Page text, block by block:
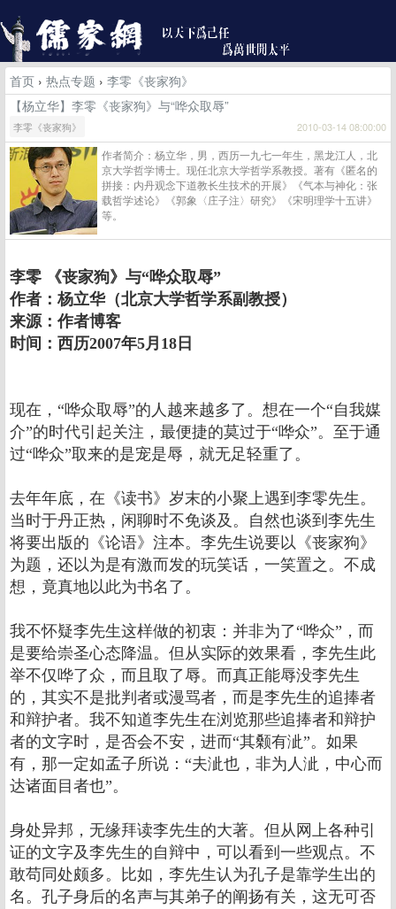
首页 › 热点专题 › 李零《丧家狗》
【杨立华】李零《丧家狗》与“哗众取辱”
李零《丧家狗》 2010-03-14 08:00:00
作者简介：杨立华，男，西历一九七一年生，黑龙江人，北
京大学哲学博士。现任北京大学哲学系教授。著有《匿名的
拼接：内丹观念下道教长生技术的开展》《气本与神化：张
载哲学述论》《郭象〈庄子注〉研究》《宋明理学十五讲》
等。
李零 《丧家狗》与“哗众取辱”
作者：杨立华（北京大学哲学系副教授）
来源：作者博客
时间：西历2007年5月18日
现在，“哗众取辱”的人越来越多了。想在一个“自我媒
介”的时代引起关注，最便捷的莫过于“哗众”。至于通
过“哗众”取来的是宠是辱，就无足轻重了。
去年年底，在《读书》岁末的小聚上遇到李零先生。
当时于丹正热，闲聊时不免谈及。自然也谈到李先生
将要出版的《论语》注本。李先生说要以《丧家狗》
为题，还以为是有激而发的玩笑话，一笑置之。不成
想，竟真地以此为书名了。
我不怀疑李先生这样做的初衷：并非为了“哗众”，而
是要给崇圣心态降温。但从实际的效果看，李先生此
举不仅哗了众，而且取了辱。而真正能辱没李先生
的，其实不是批判者或漫骂者，而是李先生的追捧者
和辩护者。我不知道李先生在浏览那些追捧者和辩护
者的文字时，是否会不安，进而“其颡有泚”。如果
有，那一定如孟子所说：“夫泚也，非为人泚，中心而
达诸面目者也”。
身处异邦，无缘拜读李先生的大著。但从网上各种引
证的文字及李先生的自辩中，可以看到一些观点。不
敢苟同处颇多。比如，李先生认为孔子是靠学生出的
名。孔子身后的名声与其弟子的阐扬有关，这无可否